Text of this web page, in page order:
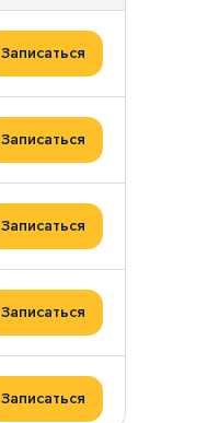
Записаться
Записаться
Записаться
Записаться
Записаться